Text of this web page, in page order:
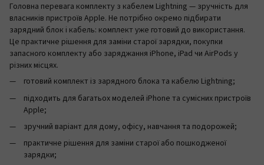
Головна перевага комплекту з кабелем Lightning — зручність для
власників пристроїв Apple. Не потрібно окремо підбирати
зарядний блок і кабель: комплект уже готовий до використання.
Це практичне рішення для заміни старої зарядки, покупки
запасного комплекту або заряджання iPhone, iPad чи AirPods у
різних місцях.
готовий комплект із зарядного блока та кабелю Lightning;
підходить для багатьох моделей iPhone та сумісних пристроїв
Apple;
зручний варіант для дому, офісу, навчання та подорожей;
практичне рішення для заміни старої або пошкодженої
зарядки;